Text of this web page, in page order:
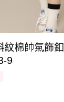
紋棉帥氣飾
9